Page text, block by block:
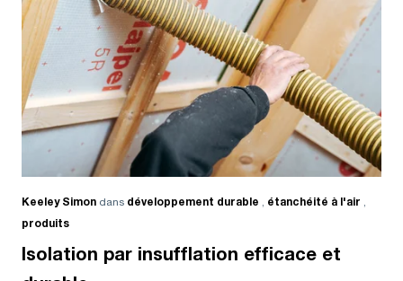
Keeley Simon dans développement durable , étanchéité à l'air ,
produits
Isolation par insufflation efficace et